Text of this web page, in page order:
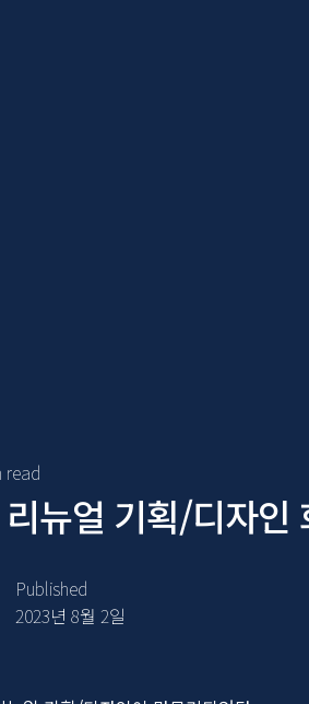
read
뉴얼 기획/디자인
Published
2023년 8월 2일